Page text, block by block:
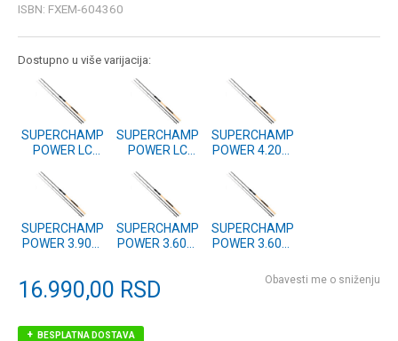
ISBN: FXEM-604360
Dostupno u više varijacija:
SUPERCHAMP
POWER LC
SUPERCHAMP
POWER LC
SUPERCHAMP
POWER 4.20m
SUPERCHAMP
POWER 3.90m
SUPERCHAMP
POWER 3.60m
SUPERCHAMP
POWER 3.60m
16.990,00 RSD Obavesti me o sniženju
BESPLATNA DOSTAVA